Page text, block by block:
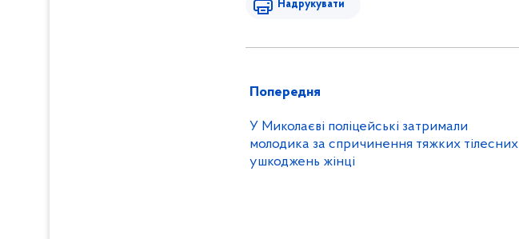
Надрукувати
Попередня
У Миколаєві поліцейські затримали
молодика за спричинення тяжких тілесних
ушкоджень жінці